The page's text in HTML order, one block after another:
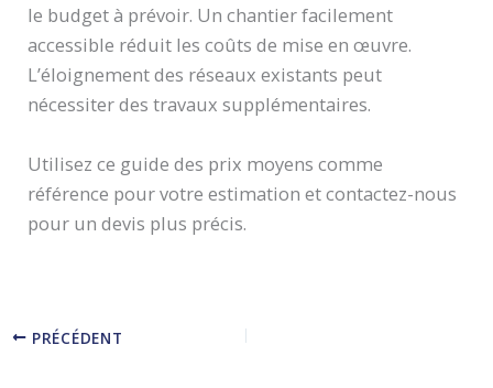
le budget à prévoir. Un chantier facilement
accessible réduit les coûts de mise en œuvre.
L’éloignement des réseaux existants peut
nécessiter des travaux supplémentaires.
Utilisez ce guide des prix moyens comme
référence pour votre estimation et contactez-nous
pour un devis plus précis.
PRÉCÉDENT